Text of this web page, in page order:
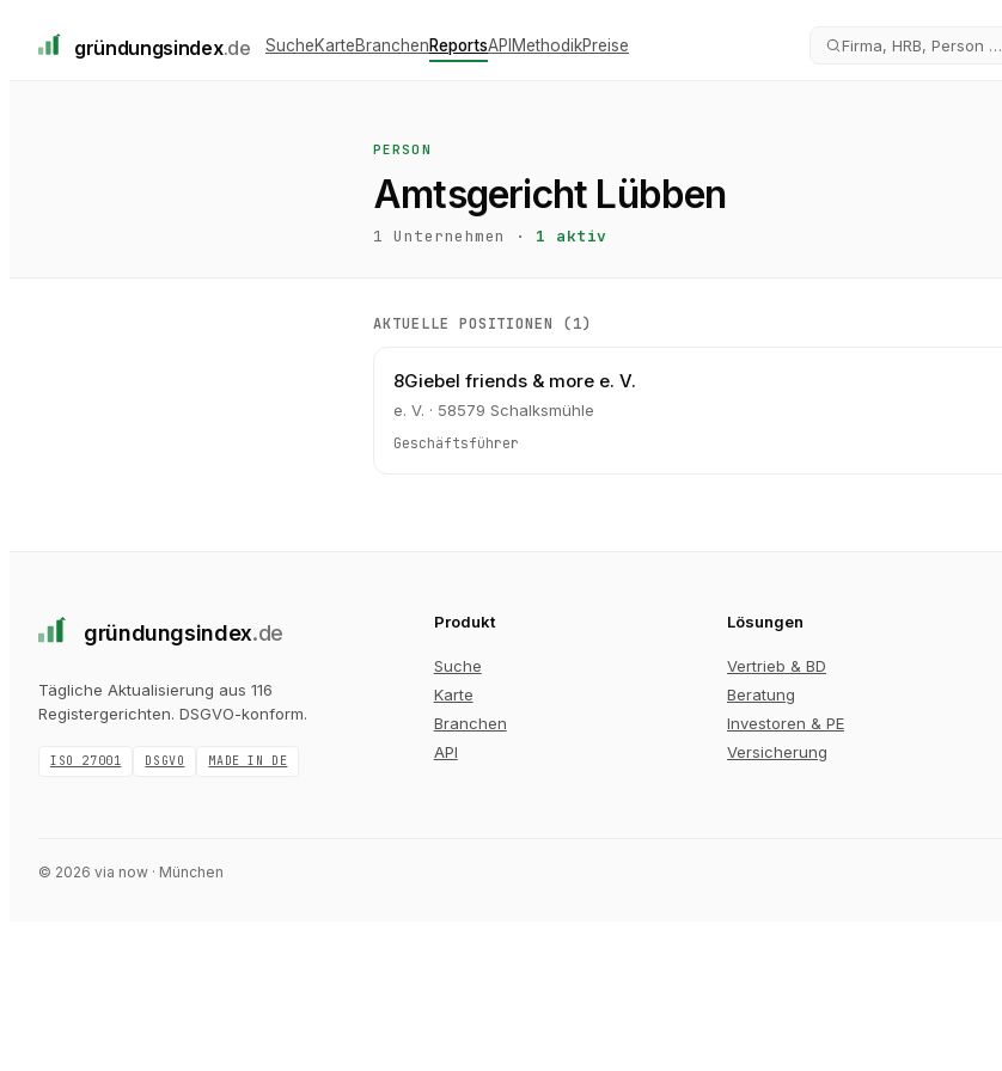
gründungsindex.de SucheKarteBranchenReportsAPIMethodikPreise Firma, HRB, Person …
PERSON
Amtsgericht Lübben
1 Unternehmen · 1 aktiv
AKTUELLE POSITIONEN (1)
8Giebel friends & more e. V.
e. V. · 58579 Schalksmühle
Geschäftsführer
gründungsindex.de
Tägliche Aktualisierung aus 116
Registergerichten. DSGVO-konform.
ISO 27001 DSGVO MADE IN DE
Produkt
Suche
Karte
Branchen
API
Lösungen
Vertrieb & BD
Beratung
Investoren & PE
Versicherung
© 2026 via now · München